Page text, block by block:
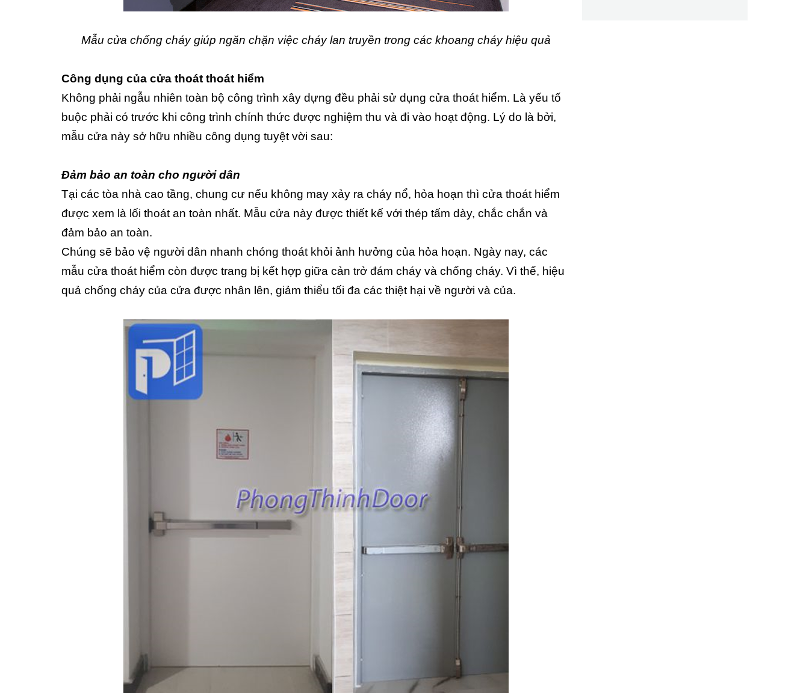
Mẫu cửa chống cháy giúp ngăn chặn việc cháy lan truyền trong các khoang cháy hiệu quả
Công dụng của cửa thoát thoát hiểm
Không phải ngẫu nhiên toàn bộ công trình xây dựng đều phải sử dụng cửa thoát hiểm. Là yếu tố
buộc phải có trước khi công trình chính thức được nghiệm thu và đi vào hoạt động. Lý do là bởi,
mẫu cửa này sở hữu nhiều công dụng tuyệt vời sau:
Đảm bảo an toàn cho người dân
Tại các tòa nhà cao tầng, chung cư nếu không may xảy ra cháy nổ, hỏa hoạn thì cửa thoát hiểm
được xem là lối thoát an toàn nhất. Mẫu cửa này được thiết kế với thép tấm dày, chắc chắn và
đảm bảo an toàn.
Chúng sẽ bảo vệ người dân nhanh chóng thoát khỏi ảnh hưởng của hỏa hoạn. Ngày nay, các
mẫu cửa thoát hiểm còn được trang bị kết hợp giữa cản trở đám cháy và chống cháy. Vì thế, hiệu
quả chống cháy của cửa được nhân lên, giảm thiểu tối đa các thiệt hại về người và của.